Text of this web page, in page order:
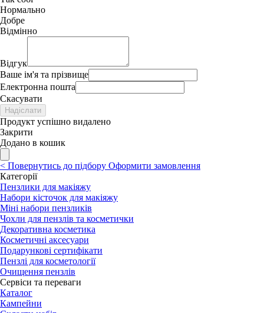
Нормально
Добре
Відмінно
Відгук
Ваше ім'я та прізвище
Електронна пошта
Скасувати
Надіслати
Продукт успішно видалено
Закрити
Додано в кошик
< Повернутись до підбору Оформити замовлення
Категорії
Пензлики для макіяжу
Набори кісточок для макіяжу
Міні набори пензликів
Чохли для пензлів та косметички
Декоративна косметика
Косметичні аксесуари
Подарункові сертифікати
Пензлі для косметології
Очищення пензлів
Сервіси та переваги
Каталог
Кампейни